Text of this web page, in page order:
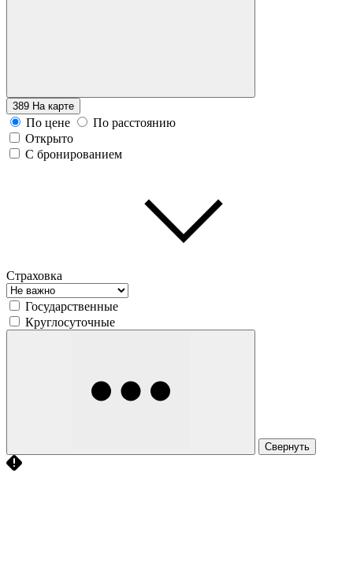
389 На карте
По цене
По расстоянию
Открыто
С бронированием
Страховка
Государственные
Круглосуточные
Свернуть